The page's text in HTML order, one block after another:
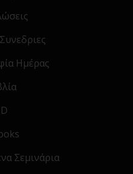
Ημέρας
Σεμινάρια